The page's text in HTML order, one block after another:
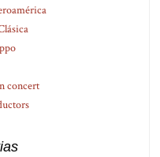
concert